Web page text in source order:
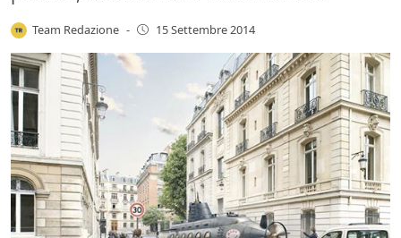
Team Redazione - 15 Settembre 2014